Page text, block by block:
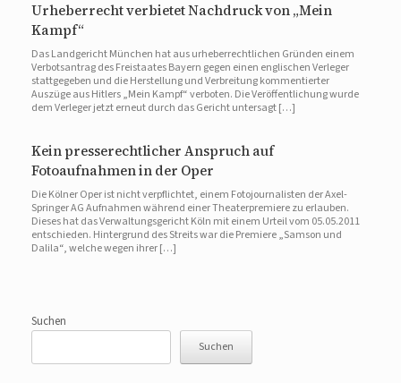
Urheberrecht verbietet Nachdruck von „Mein
Kampf“
Das Landgericht München hat aus urheberrechtlichen Gründen einem
Verbotsantrag des Freistaates Bayern gegen einen englischen Verleger
stattgegeben und die Herstellung und Verbreitung kommentierter
Auszüge aus Hitlers „Mein Kampf“ verboten. Die Veröffentlichung wurde
dem Verleger jetzt erneut durch das Gericht untersagt […]
Kein presserechtlicher Anspruch auf
Fotoaufnahmen in der Oper
Die Kölner Oper ist nicht verpflichtet, einem Fotojournalisten der Axel-
Springer AG Aufnahmen während einer Theaterpremiere zu erlauben.
Dieses hat das Verwaltungsgericht Köln mit einem Urteil vom 05.05.2011
entschieden. Hintergrund des Streits war die Premiere „Samson und
Dalila“, welche wegen ihrer […]
Suchen
Suchen